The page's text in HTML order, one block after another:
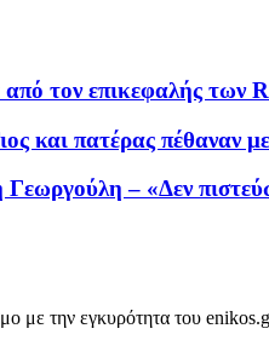
τον επικεφαλής των
και πατέρας πέθαναν
– «Δεν
με την εγκυρότητα του